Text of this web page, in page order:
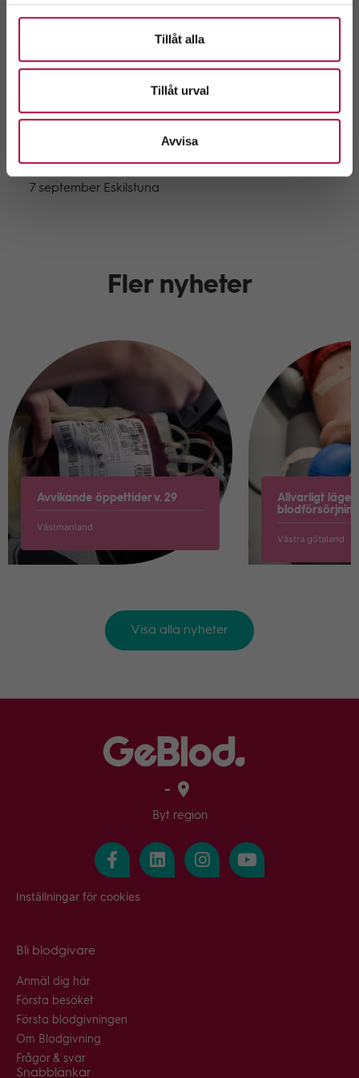
Tillåt alla
Tillåt urval
Avvisa
25 augusti Sundsvall
31 augusti Borås
7 september Eskilstuna
Fler nyheter
Avvikande öppettider v. 29
Västmanland
Allvarligt läge i
Västra götaland
Visa alla nyheter
-
Byt region
Inställningar för cookies
Bli blodgivare
Anmäl dig här
Första besöket
Första blodgivningen
Om Blodgivning
Frågor & svar
Snabblänkar